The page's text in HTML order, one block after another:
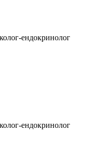
ендокринолог
ендокринолог